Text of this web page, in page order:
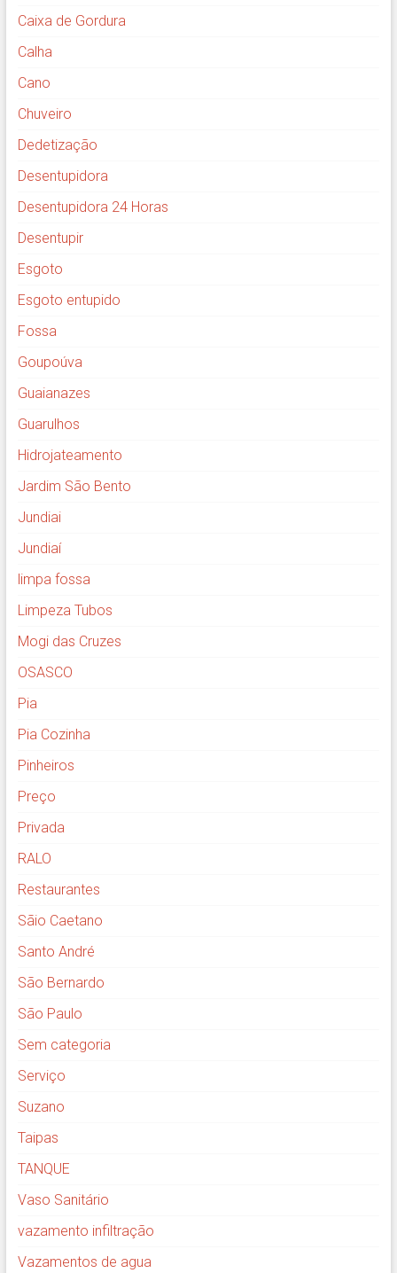
Caixa de Gordura
Calha
Cano
Chuveiro
Dedetização
Desentupidora
Desentupidora 24 Horas
Desentupir
Esgoto
Esgoto entupido
Fossa
Goupoúva
Guaianazes
Guarulhos
Hidrojateamento
Jardim São Bento
Jundiai
Jundiaí
limpa fossa
Limpeza Tubos
Mogi das Cruzes
OSASCO
Pia
Pia Cozinha
Pinheiros
Preço
Privada
RALO
Restaurantes
Sãio Caetano
Santo André
São Bernardo
São Paulo
Sem categoria
Serviço
Suzano
Taipas
TANQUE
Vaso Sanitário
vazamento infiltração
Vazamentos de agua